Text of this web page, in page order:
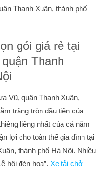
Thanh Xuân, thành phố
gói giá rẻ tại
Thanh
Vũ, quận Thanh Xuân,
trăng tròn đầu tiên của
liêng nhất của cả năm
lợi cho toàn thể gia đình tại
thành phố Hà Nội. Nhiều
hội đèn hoa”. Xe tải chở